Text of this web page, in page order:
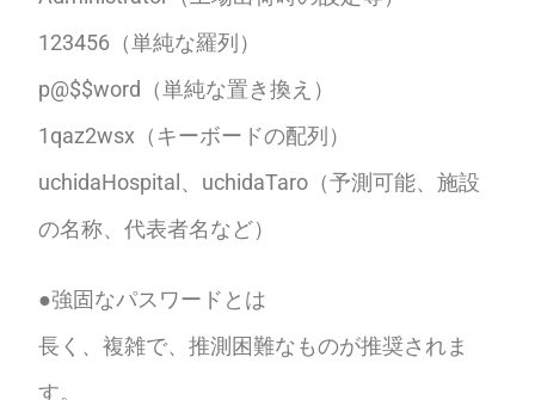
123456（単純な羅列）
p@$$word（単純な置き換え）
1qaz2wsx（キーボードの配列）
uchidaHospital、uchidaTaro（予測可能、施設
の名称、代表者名など）
●強固なパスワードとは
長く、複雑で、推測困難なものが推奨されま
す。